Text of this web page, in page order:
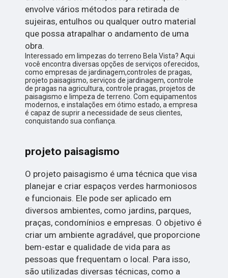
envolve vários métodos para retirada de
sujeiras, entulhos ou qualquer outro material
que possa atrapalhar o andamento de uma
obra.
Interessado em limpezas do terreno Bela Vista? Aqui
você encontra diversas opções de serviços oferecidos,
como empresas de jardinagem,controles de pragas,
projeto paisagismo, serviços de jardinagem, controle
de pragas na agricultura, controle pragas, projetos de
paisagismo e limpeza de terreno. Com equipamentos
modernos, e instalações em ótimo estado, a empresa
é capaz de suprir a necessidade de seus clientes,
conquistando sua confiança.
projeto paisagismo
O projeto paisagismo é uma técnica que visa
planejar e criar espaços verdes harmoniosos
e funcionais. Ele pode ser aplicado em
diversos ambientes, como jardins, parques,
praças, condomínios e empresas. O objetivo é
criar um ambiente agradável, que proporcione
bem-estar e qualidade de vida para as
pessoas que frequentam o local. Para isso,
são utilizadas diversas técnicas, como a